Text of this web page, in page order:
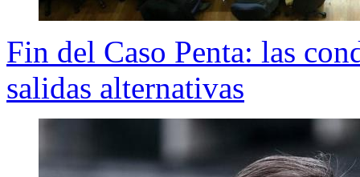
Fin del Caso Penta: las
salidas alternativas